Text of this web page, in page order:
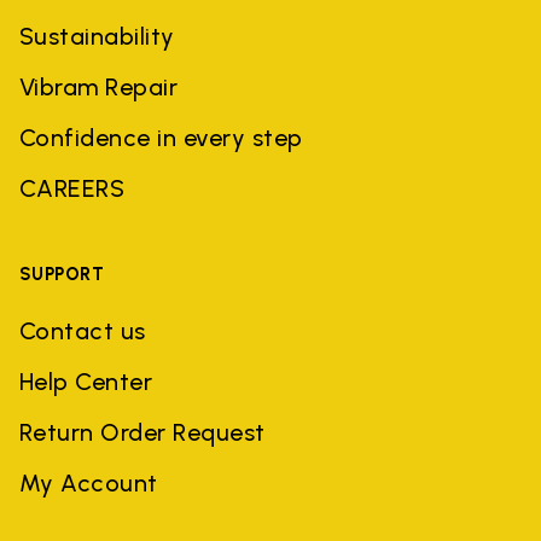
Sustainability
Vibram Repair
Confidence in every step
CAREERS
SUPPORT
Contact us
Help Center
Return Order Request
My Account